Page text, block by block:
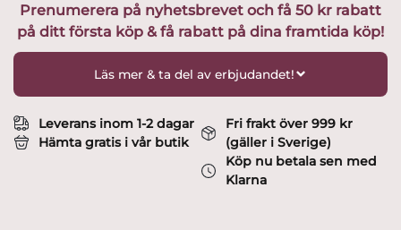
Glasprinsen
mängd
Prenumerera på nyhetsbrevet och få 50 kr rabatt
på ditt första köp & få rabatt på dina framtida köp!
Läs mer & ta del av erbjudandet!
Leverans inom 1-2 dagar
Hämta gratis i vår butik
Fri frakt över 999 kr
(gäller i Sverige)
Köp nu betala sen med
Klarna